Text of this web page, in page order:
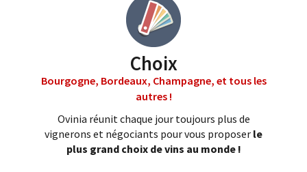
Choix
Bourgogne, Bordeaux, Champagne, et tous les
autres !
Ovinia réunit chaque jour toujours plus de
vignerons et négociants pour vous proposer le
plus grand choix de vins au monde !